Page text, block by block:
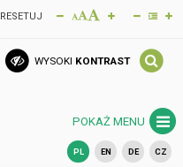
RESETUJ
WYSOKI KONTRAST
POKAŻ MENU
PL EN DE CZ